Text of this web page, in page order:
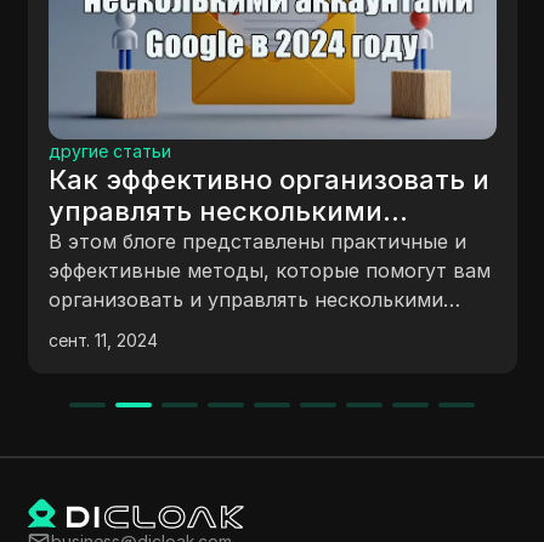
другие статьи
Как эффективно организовать и
управлять несколькими
аккаунтами Google в 2024 году
В этом блоге представлены практичные и
эффективные методы, которые помогут вам
организовать и управлять несколькими
аккаунтами Google без проблем в 2024 году.
сент. 11, 2024